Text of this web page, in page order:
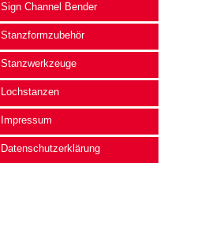
Sign Channel Bender
Stanzformzubehör
Stanzwerkzeuge
Lochstanzen
Impressum
Datenschutzerklärung